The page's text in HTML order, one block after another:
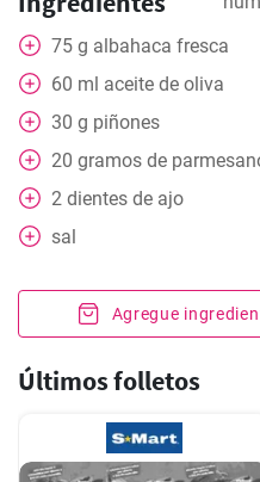
75 g albahaca fresca
60 ml aceite de oliva
30 g piñones
20 gramos de
2 dientes de ajo
sal
Agregue
Últimos folletos